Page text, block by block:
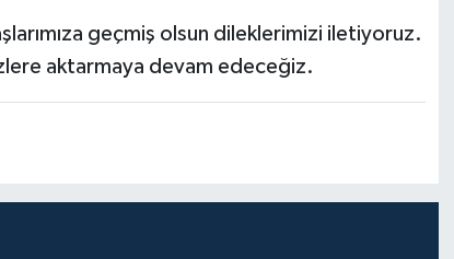
geçmiş olsun dileklerimizi iletiyoruz.
aktarmaya devam edeceğiz.